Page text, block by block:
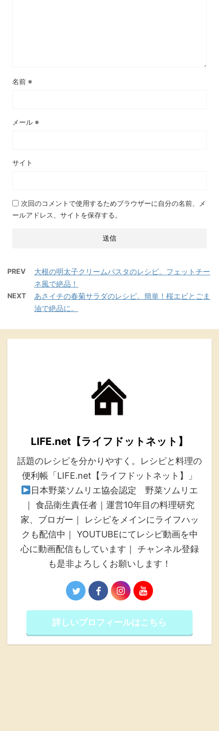
名前 ※
メール ※
サイト
次回のコメントで使用するためブラウザーに自分の名前、メ
ールアドレス、サイトを保存する。
PREV
大根の明太子クリームパスタのレシピ。フェットチー
ネ風で絶品！
NEXT
あさイチの春菊サラダのレシピ。簡単！桜エビとごま
油で絶品に。
LIFE.net【ライフドットネット】
話題のレシピを分かりやすく。レシピと料理の
便利帳「LIFE.net【ライフドットネット】」
日本野菜ソムリエ協会認定 野菜ソムリエ
｜ 食品衛生責任者｜運営10年目の料理研究
家、ブロガー｜ レシピをメインにライフハッ
クも配信中｜ YOUTUBEにてレシピ動画を中
心に動画配信もしています｜ チャンネル登録
も是非よろしくお願いします！
詳しいプロフィールはこちら